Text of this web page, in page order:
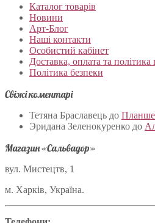
Каталог товарів
Новини
Арт-Блог
Наші контакти
Особистий кабінет
Доставка, оплата та політика
Політика безпеки
Свіжі коментарі
Тетяна Браславець до
Эридана Зеленокуренко до
Магазин «Сальвадор»
вул. Мистецтв, 1
м. Харків, Україна.